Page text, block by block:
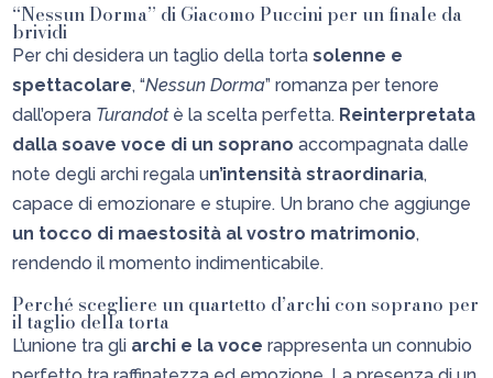
“Nessun Dorma” di Giacomo Puccini per un finale da
brividi
Per chi desidera un taglio della tortasolenne e
spettacolare, “Nessun Dorma” romanza per tenore
dall’opera Turandot è la scelta perfetta. Reinterpretata
dalla soave voce di un soprano accompagnata dalle
note degli archi regala un’intensità straordinaria,
capace di emozionare e stupire. Un brano che aggiunge
un tocco di maestosità al vostro matrimonio,
rendendo il momento indimenticabile.
Perché scegliere un quartetto d’archi con soprano per
il taglio della torta
L’unione tra gli archi e la voce rappresenta un connubio